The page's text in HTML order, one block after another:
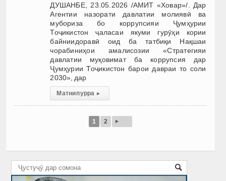
ДУШАНБЕ, 23.05.2026 /АМИТ «Ховар»/. Дар
Агентии назорати давлатии молиявӣ ва
мубориза бо коррупсияи Ҷумҳурии
Тоҷикистон ҷаласаи якуми гурӯҳи кории
байниидоравӣ оид ба татбиқи Нақшаи
чорабиниҳои амалисозии «Стратегияи
давлатии муқовимат ба коррупсия дар
Ҷумҳурии Тоҷикистон барои давраи то соли
2030», дар
Матни пурра ▸
1 2 ▸